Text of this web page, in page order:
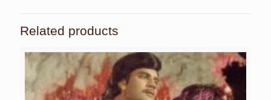
Related products